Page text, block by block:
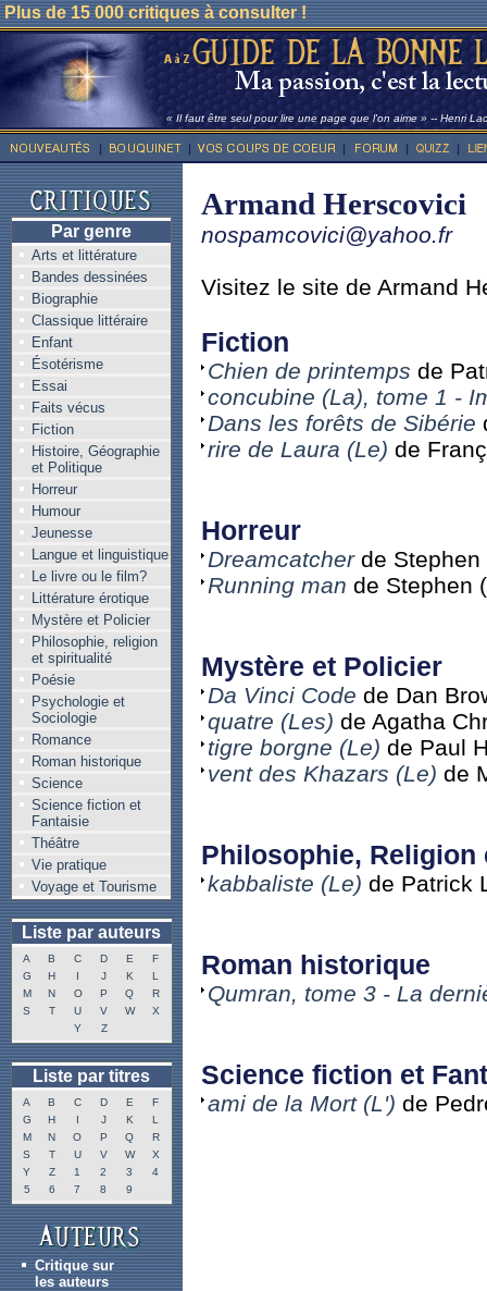
Plus de 15 000 critiques à consulter !
« Il faut être seul pour lire une page que l'on aime » -- Henri
Par genre
Arts et littérature
Bandes dessinées
Biographie
Classique littéraire
Enfant
Ésotérisme
Essai
Faits vécus
Fiction
Histoire, Géographie
et Politique
Horreur
Humour
Jeunesse
Langue et linguistique
Le livre ou le film?
Littérature érotique
Mystère et Policier
Philosophie, religion
et spiritualité
Poésie
Psychologie et
Sociologie
Romance
Roman historique
Science
Science fiction et
Fantaisie
Théâtre
Vie pratique
Voyage et Tourisme
Liste par auteurs
A B C D E
F
G
H I J K
L
M
N O P Q
R
S
T U V W
X
Y
Z
Liste par titres
A B C D E
F
G
H I J K
L
M
N O P Q
R
S
T U V W
X
Y
Z 1 2 3
4
5
6 7 8 9
Critique sur
les auteurs
Armand Herscovici
nospamcovici@yahoo.fr
Visitez le site de Armand
Fiction
Chien de printemps de
concubine (La), tome 1 -
Dans les forêts de Sibérie
rire de Laura (Le) de
Horreur
Dreamcatcherde Stephen
Running man de Stephen
Mystère et Policier
Da Vinci Code de Dan
quatre (Les) de Agatha
tigre borgne (Le) de Paul
vent des Khazars (Le) de
Philosophie, Religion
kabbaliste (Le) de Patrick
Roman historique
Qumran, tome 3 - La
Science fiction et
ami de la Mort (L') de